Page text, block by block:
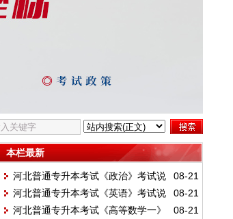
本栏最新
08-21
河北普通专升本考试《政治》考试说
明
08-21
河北普通专升本考试《英语》考试说
明
08-21
河北普通专升本考试《高等数学一》